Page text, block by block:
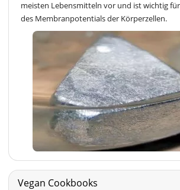
meisten Lebensmitteln vor und ist wichtig
des Membranpotentials der Körperzellen.
Vegan Cookbooks